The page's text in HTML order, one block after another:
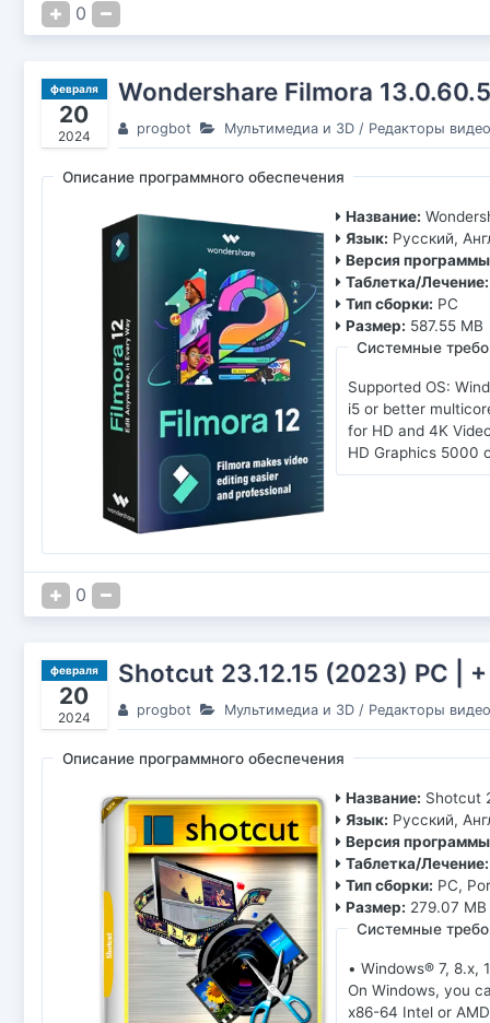
0
февраля
20
2024
Wondershare Filmora
progbot Мультимедиа и 3D/ Редакторы видео
Описание программного обеспечения
Название:
Язык: Русский,
Версия
Таблетка/Лечение:
Тип сборки: PC
Размер: 587.55 MB
Системные
Supported OS:
i5 or better
for HD and 4K
HD Graphics 5000
0
февраля
20
2024
Shotcut 23.12.15 (2023) PC |
progbot Мультимедиа и 3D/ Редакторы видео
Описание программного обеспечения
Название: Shotcut
Язык: Русский,
Версия
Таблетка/Лечение:
Тип сборки: PC,
Размер: 279.07 MB
Системные
• Windows® 7, 8.х,
On Windows, you
x86-64 Intel or